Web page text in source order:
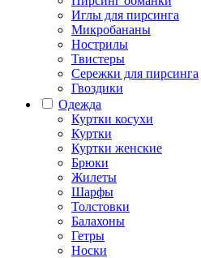
Иглы для пирсинга
Микробананы
Нострилы
Твистеры
Сережки для пирсинга
Гвоздики
Одежда
Куртки косухи
Куртки
Куртки женские
Брюки
Жилеты
Шарфы
Толстовки
Балахоны
Гетры
Носки